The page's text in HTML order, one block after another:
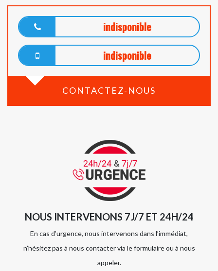
indisponible
indisponible
CONTACTEZ-NOUS
NOUS INTERVENONS 7J/7 ET 24H/24
En cas d’urgence, nous intervenons dans l’immédiat,
n’hésitez pas à nous contacter via le formulaire ou à nous
appeler.